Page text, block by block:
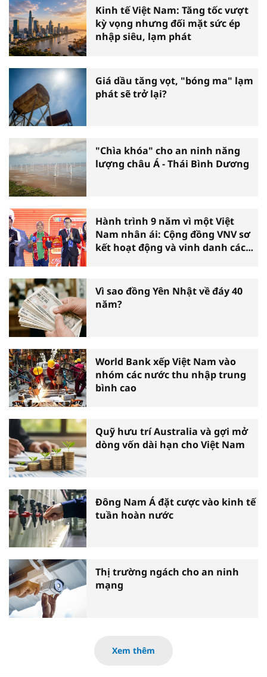
Kinh tế Việt Nam: Tăng tốc vượt
kỳ vọng nhưng đối mặt sức ép
nhập siêu, lạm phát
Giá dầu tăng vọt, "bóng ma" lạm
phát sẽ trở lại?
"Chìa khóa" cho an ninh năng
lượng châu Á - Thái Bình Dương
Hành trình 9 năm vì một Việt
Nam nhân ái: Cộng đồng VNV sơ
kết hoạt động và vinh danh các
Vì sao đồng Yên Nhật về đáy 40
năm?
World Bank xếp Việt Nam vào
nhóm các nước thu nhập trung
bình cao
Quỹ hưu trí Australia và gợi mở
dòng vốn dài hạn cho Việt Nam
Đông Nam Á đặt cược vào kinh tế
tuần hoàn nước
Thị trường ngách cho an ninh
mạng
Xem thêm